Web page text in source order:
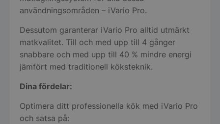
användningsområden – iVario Pro.
Dessutom garanterar iVario Pro alltid utmärkt
matkvalitet. Till och med upp till 4 gånger
snabbare och med upp till 40 % mindre energi
jämfört med traditionell köksteknik.
Dina fördelar:
Optimera ditt professionella kök med iVario Pro
och satsa på: